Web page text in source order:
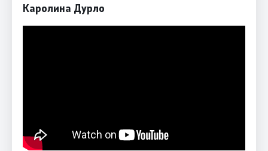
Каролина Дурло